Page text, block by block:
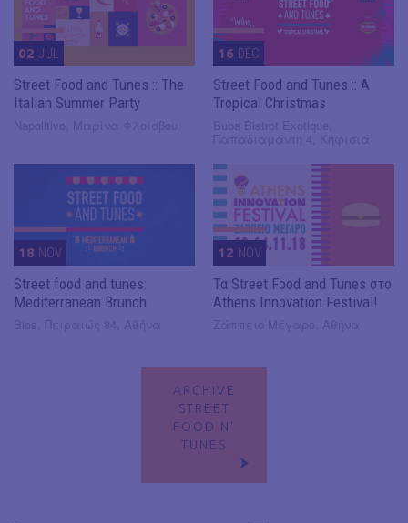
02 JUL
Street Food and Tunes :: The
Italian Summer Party
16 DEC
Street Food and Tunes :: A
Tropical Christmas
18 NOV
Street food and tunes:
Mediterranean Brunch
12 NOV
Τα Street Food and Tunes στο
Athens Innovation Festival!
ARCHIVE
STREET
FOOD N'
TUNES